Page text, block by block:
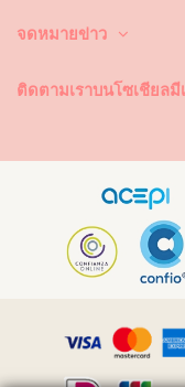
อาจทำให้เนื้อผ้าของชุดว่า
ที่สะอาดและไม่เค็ม ซึ่งเร
ซักฟอกที่มีความรุนแรง เช่
สบู่อ่อน
อย่าลืมนำชุดว่ายน้ำออกจ
ให้ชุดว่ายน้ำเปียกเป็นเวล
และชื้น ทำไม? เพราะงา
นั่นเอง และถ้าหากชุดบิกิ
เย็บจีบ ให้คุณหลีกเลี่ยงกา
หากชุดว่ายน้ำมีรอยเปื้อน
ชุดว่ายน้ำยังเปียกอยู่ เพร
เป็นเรื่องที่ยากขึ้น ที่สำคัญ
จดหมายข่าว
ติดตามเราบนโซเชียลมี